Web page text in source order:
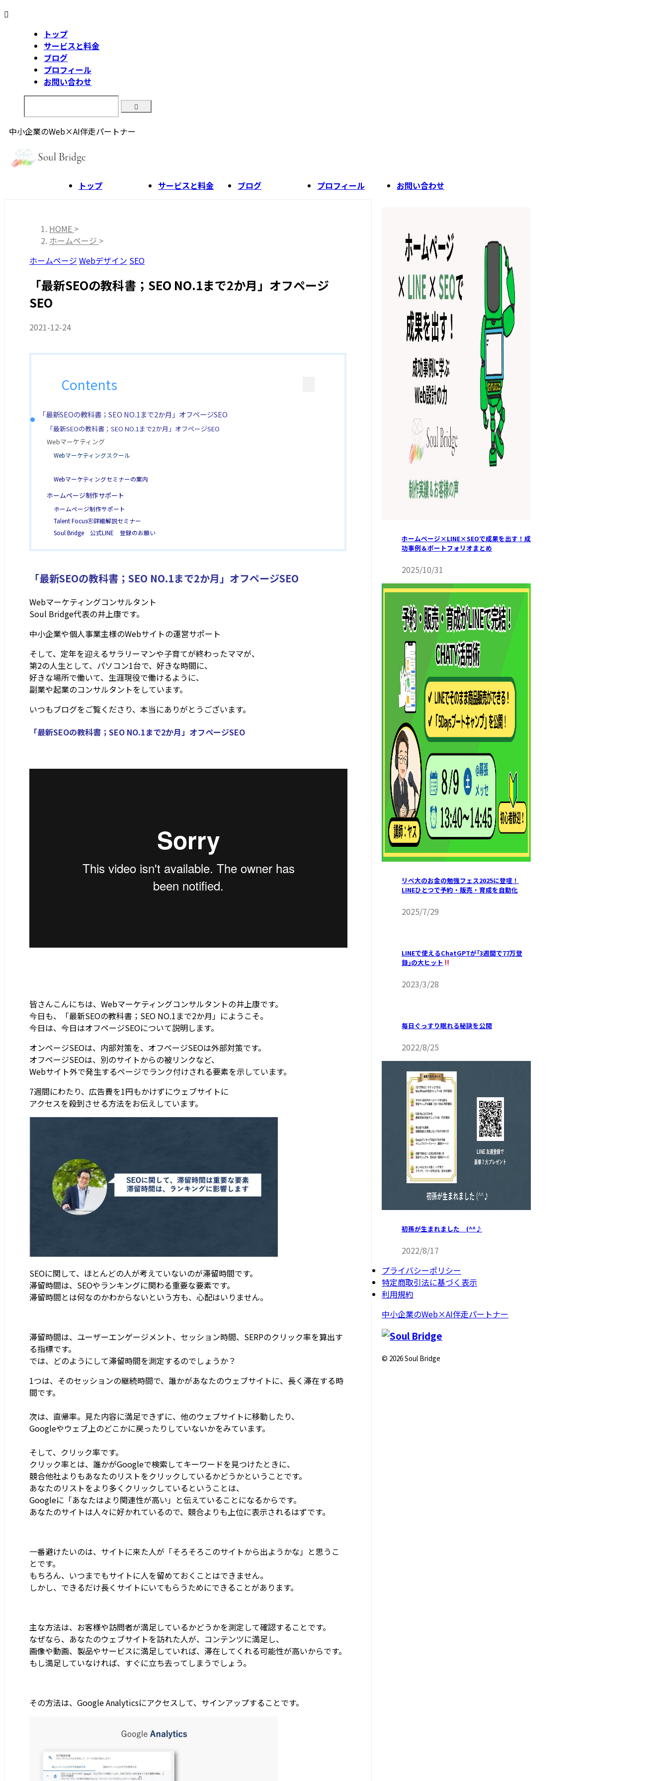
トップ
サービスと料金
ブログ
プロフィール
お問い合わせ
中小企業のWeb×AI伴走パートナー
トップ サービスと料金 ブログ プロフィール お問い合わせ
HOME >
ホームページ >
ホームページ Webデザイン SEO
「最新SEOの教科書；SEO NO.1まで2か月」オフページ
SEO
2021-12-24
Contents
「最新SEOの教科書；SEO NO.1まで2か月」オフページSEO
「最新SEOの教科書；SEO NO.1まで2か月」オフページSEO
Webマーケティング
Webマーケティングスクール
Webマーケティングセミナーの案内
ホームページ制作サポート
ホームページ制作サポート
Talent FocusⓇ詳細解説セミナー
Soul Bridge 公式LINE 登録のお願い
「最新SEOの教科書；SEO NO.1まで2か月」オフページSEO
Webマーケティングコンサルタント
Soul Bridge代表の井上康です。
中小企業や個人事業主様のWebサイトの運営サポート
そして、定年を迎えるサラリーマンや子育てが終わったママが、
第2の人生として、パソコン1台で、好きな時間に、
好きな場所で働いて、生涯現役で働けるように、
副業や起業のコンサルタントをしています。
いつもブログをご覧くださり、本当にありがとうございます。
「最新SEOの教科書；SEO NO.1まで2か月」オフページSEO
皆さんこんにちは、Webマーケティングコンサルタントの井上康です。
今日も、「最新SEOの教科書；SEO NO.1まで2か月」にようこそ。
今日は、今日はオフページSEOについて説明します。
オンページSEOは、内部対策を、オフページSEOは外部対策です。
オフページSEOは、別のサイトからの被リンクなど、
Webサイト外で発生するページでランク付けされる要素を示しています。
7週間にわたり、広告費を1円もかけずにウェブサイトに
アクセスを殺到させる方法をお伝えしています。
SEOに関して、ほとんどの人が考えていないのが滞留時間です。
滞留時間は、SEOやランキングに関わる重要な要素です。
滞留時間とは何なのかわからないという方も、心配はいりません。
滞留時間は、ユーザーエンゲージメント、セッション時間、SERPのクリック率を算出す
る指標です。
では、どのようにして滞留時間を測定するのでしょうか？
1つは、そのセッションの継続時間で、誰かがあなたのウェブサイトに、長く滞在する時
間です。
次は、直帰率。見た内容に満足できずに、他のウェブサイトに移動したり、
Googleやウェブ上のどこかに戻ったりしていないかをみています。
そして、クリック率です。
クリック率とは、誰かがGoogleで検索してキーワードを見つけたときに、
競合他社よりもあなたのリストをクリックしているかどうかということです。
あなたのリストをより多くクリックしているということは、
Googleに「あなたはより関連性が高い」と伝えていることになるからです。
あなたのサイトは人々に好かれているので、競合よりも上位に表示されるはずです。
一番避けたいのは、サイトに来た人が「そろそろこのサイトから出ようかな」と思うこ
とです。
もちろん、いつまでもサイトに人を留めておくことはできません。
しかし、できるだけ長くサイトにいてもらうためにできることがあります。
主な方法は、お客様や訪問者が満足しているかどうかを測定して確認することです。
なぜなら、あなたのウェブサイトを訪れた人が、コンテンツに満足し、
画像や動画、製品やサービスに満足していれば、滞在してくれる可能性が高いからです。
もし満足していなければ、すぐに立ち去ってしまうでしょう。
その方法は、Google Analyticsにアクセスして、サインアップすることです。
ホームページ×LINE×SEOで成果を出す！成
功事例＆ポートフォリオまとめ
2025/10/31
リベ大のお金の勉強フェス2025に登壇！
LINEひとつで予約・販売・育成を自動化
2025/7/29
LINEで使えるChatGPTが｢3週間で77万登
録｣の大ヒット
2023/3/28
毎日ぐっすり眠れる秘訣を公開
2022/8/25
初孫が生まれました (^^♪
2022/8/17
プライバシーポリシー
特定商取引法に基づく表示
利用規約
中小企業のWeb×AI伴走パートナー
© 2026 Soul Bridge